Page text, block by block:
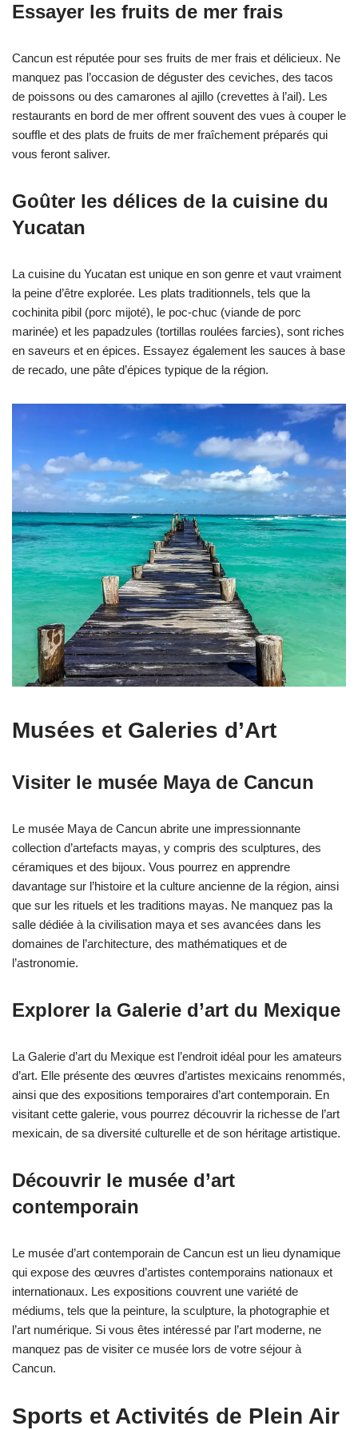
Essayer les fruits de mer frais
Cancun est réputée pour ses fruits de mer frais et délicieux. Ne
manquez pas l’occasion de déguster des ceviches, des tacos
de poissons ou des camarones al ajillo (crevettes à l’ail). Les
restaurants en bord de mer offrent souvent des vues à couper le
souffle et des plats de fruits de mer fraîchement préparés qui
vous feront saliver.
Goûter les délices de la cuisine du
Yucatan
La cuisine du Yucatan est unique en son genre et vaut vraiment
la peine d’être explorée. Les plats traditionnels, tels que la
cochinita pibil (porc mijoté), le poc-chuc (viande de porc
marinée) et les papadzules (tortillas roulées farcies), sont riches
en saveurs et en épices. Essayez également les sauces à base
de recado, une pâte d’épices typique de la région.
Musées et Galeries d’Art
Visiter le musée Maya de Cancun
Le musée Maya de Cancun abrite une impressionnante
collection d’artefacts mayas, y compris des sculptures, des
céramiques et des bijoux. Vous pourrez en apprendre
davantage sur l’histoire et la culture ancienne de la région, ainsi
que sur les rituels et les traditions mayas. Ne manquez pas la
salle dédiée à la civilisation maya et ses avancées dans les
domaines de l’architecture, des mathématiques et de
l’astronomie.
Explorer la Galerie d’art du Mexique
La Galerie d’art du Mexique est l’endroit idéal pour les amateurs
d’art. Elle présente des œuvres d’artistes mexicains renommés,
ainsi que des expositions temporaires d’art contemporain. En
visitant cette galerie, vous pourrez découvrir la richesse de l’art
mexicain, de sa diversité culturelle et de son héritage artistique.
Découvrir le musée d’art
contemporain
Le musée d’art contemporain de Cancun est un lieu dynamique
qui expose des œuvres d’artistes contemporains nationaux et
internationaux. Les expositions couvrent une variété de
médiums, tels que la peinture, la sculpture, la photographie et
l’art numérique. Si vous êtes intéressé par l’art moderne, ne
manquez pas de visiter ce musée lors de votre séjour à
Cancun.
Sports et Activités de Plein Air